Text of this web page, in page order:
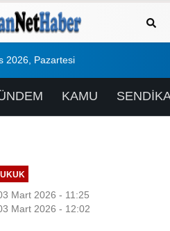
2026, Pazartesi
KAMU
Mart 2026 - 11:25
Mart 2026 - 12:02